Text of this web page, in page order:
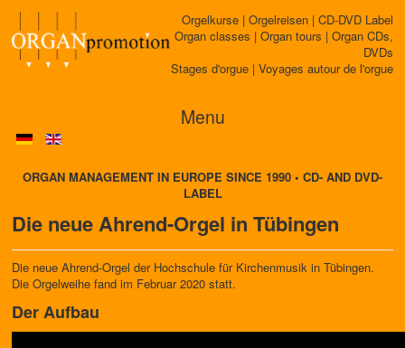
Orgelkurse | Orgelreisen | CD-DVD Label
Organ classes | Organ tours | Organ CDs,
DVDs
Stages d'orgue | Voyages autour de l'orgue
Menu
ORGAN MANAGEMENT IN EUROPE SINCE 1990 • CD- AND DVD-
LABEL
Die neue Ahrend-Orgel in Tübingen
Die neue Ahrend-Orgel der Hochschule für Kirchenmusik in Tübingen.
Die Orgelweihe fand im Februar 2020 statt.
Der Aufbau